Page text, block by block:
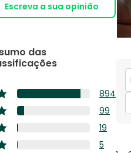
das
894
894
análises
com
5
99
99
análises
com
19
19
5
Escreva a sua opinião
1